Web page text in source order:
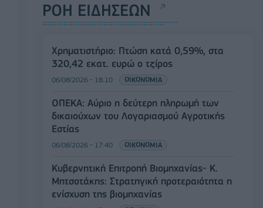
ΡΟΗ ΕΙΔΗΣΕΩΝ
Χρηματιστήριο: Πτώση κατά 0,59%, στα
320,42 εκατ. ευρώ ο τζίρος
06/08/2026 - 18:10 ΟΙΚΟΝΟΜΙΑ
ΟΠΕΚΑ: Αύριο η δεύτερη πληρωμή των
δικαιούχων του Λογαριασμού Αγροτικής
Εστίας
06/08/2026 - 17:40 ΟΙΚΟΝΟΜΙΑ
Κυβερνητική Επιτροπή Βιομηχανίας- Κ.
Μητσοτάκης: Στρατηγική προτεραιότητα η
ενίσχυση της βιομηχανίας